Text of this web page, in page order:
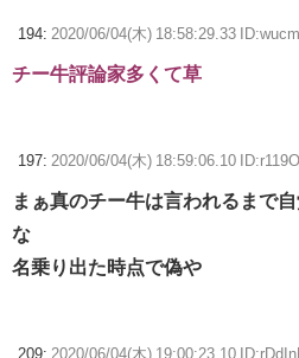
194: 2020/06/04(木) 18:58:29.33
チー牛評論家多くて草
197: 2020/06/04(木) 18:59:06.10
まぁ真のチー牛は言われるまで
な
名乗り出た時点で偽や
209: 2020/06/04(木) 19:00:23.10